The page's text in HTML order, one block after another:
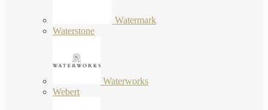
Watermark
Waterstone
Waterworks
Webert